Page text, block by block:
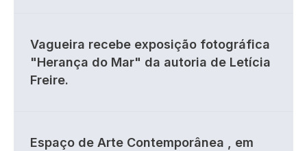
Vagueira recebe exposição fotográfica
"Herança do Mar" da autoria de Letícia
Freire.
Espaço de Arte Contemporânea , em